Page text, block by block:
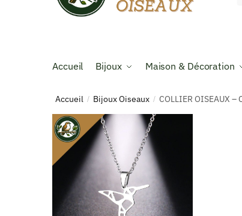
Accueil Bijoux Maison & Décoration
Accueil / Bijoux Oiseaux / COLLIER OISEAUX –